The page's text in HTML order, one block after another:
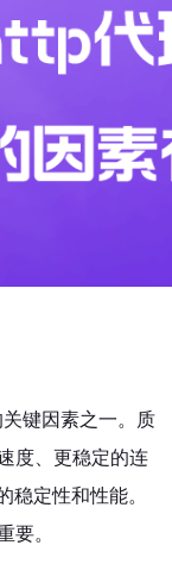
键因素之一。质
度、更稳定的连
稳定性和性能。
要。